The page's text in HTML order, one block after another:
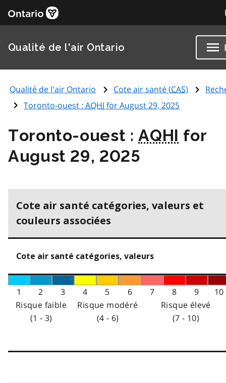
Qualité de l'air Ontario
Qualité de l'air Ontario Cote air santé (CAS)
Toronto-ouest :AQHI for August 29, 2025
Toronto-ouest :AQHI for
August 29, 2025
Cote air santé catégories, valeurs et
couleurs associées
Cote air santé catégories, valeurs
1 2 3 4 5 6 7 8 9
10
Risque faible
(1 - 3)
Risque modéré
(4 - 6)
Risque élevé
(7 - 10)